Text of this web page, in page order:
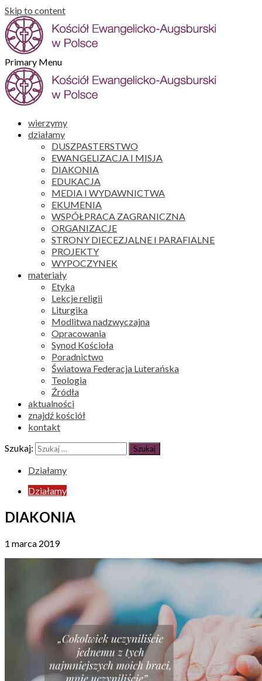
Skip to content
Primary Menu
wierzymy
działamy
DUSZPASTERSTWO
EWANGELIZACJA I MISJA
DIAKONIA
EDUKACJA
MEDIA I WYDAWNICTWA
EKUMENIA
WSPÓŁPRACA ZAGRANICZNA
ORGANIZACJE
STRONY DIECEZJALNE I PARAFIALNE
PROJEKTY
WYPOCZYNEK
materiały
Etyka
Lekcje religii
Liturgika
Modlitwa nadzwyczajna
Opracowania
Synod Kościoła
Poradnictwo
Światowa Federacja Luterańska
Teologia
Źródła
aktualności
znajdź kościół
kontakt
Szukaj:
Działamy
Działamy
DIAKONIA
1 marca 2019